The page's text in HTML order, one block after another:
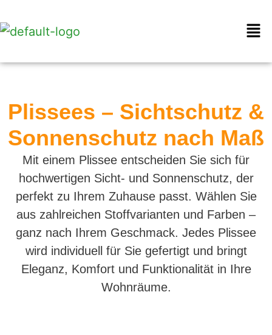
Plissees – Sichtschutz &
Sonnenschutz nach Maß
Mit einem Plissee entscheiden Sie sich für
hochwertigen Sicht- und Sonnenschutz, der
perfekt zu Ihrem Zuhause passt. Wählen Sie
aus zahlreichen Stoffvarianten und Farben –
ganz nach Ihrem Geschmack. Jedes Plissee
wird individuell für Sie gefertigt und bringt
Eleganz, Komfort und Funktionalität in Ihre
Wohnräume.